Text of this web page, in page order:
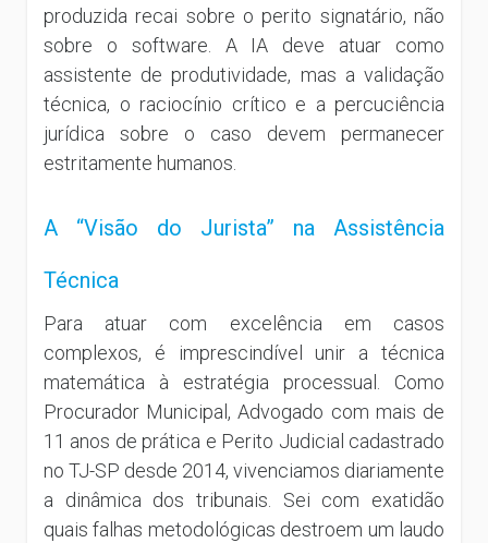
produzida recai sobre o perito signatário, não
sobre o software. A IA deve atuar como
assistente de produtividade, mas a validação
técnica, o raciocínio crítico e a percuciência
jurídica sobre o caso devem permanecer
estritamente humanos.
A “Visão do Jurista” na Assistência
Técnica
Para atuar com excelência em casos
complexos, é imprescindível unir a técnica
matemática à estratégia processual. Como
Procurador Municipal, Advogado com mais de
11 anos de prática e Perito Judicial cadastrado
no TJ-SP desde 2014, vivenciamos diariamente
a dinâmica dos tribunais. Sei com exatidão
quais falhas metodológicas destroem um laudo